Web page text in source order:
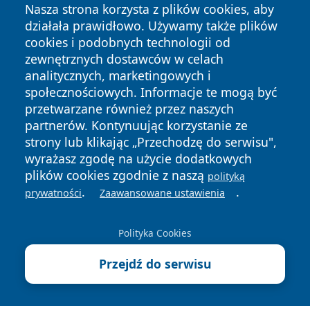
Nasza strona korzysta z plików cookies, aby
działała prawidłowo. Używamy także plików
cookies i podobnych technologii od
zewnętrznych dostawców w celach
analitycznych, marketingowych i
społecznościowych. Informacje te mogą być
przetwarzane również przez naszych
partnerów. Kontynuując korzystanie ze
strony lub klikając „Przechodzę do serwisu",
wyrażasz zgodę na użycie dodatkowych
plików cookies zgodnie z naszą polityką
prywatności. Zaawansowane ustawienia .
Polityka Cookies
Przejdź do serwisu
Copyright © 2026 lubinski24.pl Wszystkie prawa zastrzeżone.
News Autorzy
Polityka
Prywatności
Polityka
Cookies